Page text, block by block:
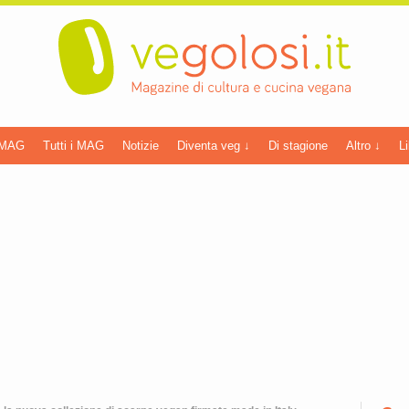
Tutti i MAG Notizie Diventa veg ↓ Di stagione Altro ↓